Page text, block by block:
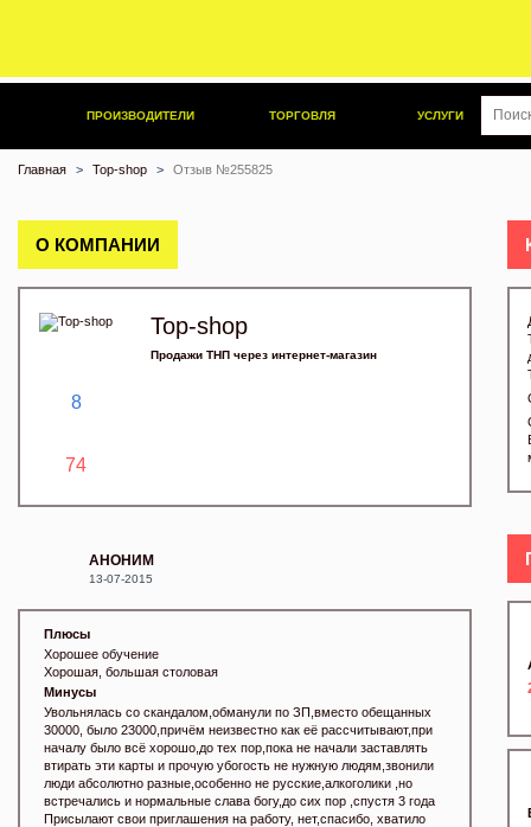
ПРОИЗВОДИТЕЛИ ТОРГОВЛЯ УСЛУГИ
Главная Top-shop Отзыв №255825
О КОМПАНИИ
8
74
Top-shop
Продажи ТНП через интернет-магазин
АНОНИМ
13-07-2015
Плюсы
Хорошее обучение
Хорошая, большая столовая
Минусы
Увольнялась со скандалом,обманули по ЗП,вместо обещанных
30000, было 23000,причём неизвестно как её рассчитывают,при
началу было всё хорошо,до тех пор,пока не начали заставлять
втирать эти карты и прочую убогость не нужную людям,звонили
люди абсолютно разные,особенно не русские,алкоголики ,но
встречались и нормальные слава богу,до сих пор ,спустя 3 года
Присылают свои приглашения на работу, нет,спасибо, хватило